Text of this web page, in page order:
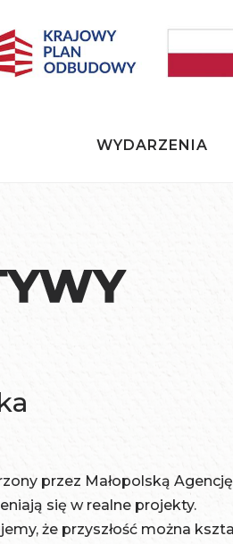
WYDARZENIA
przez Małopolską
się w realne projekty.
że przyszłość można